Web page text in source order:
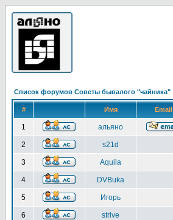
Список форумов Советы бывалого "чайника"
# Имя Email
1 альяно
2 s21d
3 Aquila
4 DVBuka
5 Игорь
6 strive